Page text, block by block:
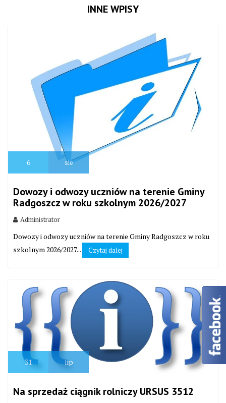
INNE WPISY
6 sie
Dowozy i odwozy uczniów na terenie Gminy
Radgoszcz w roku szkolnym 2026/2027
Administrator
Dowozy i odwozy uczniów na terenie Gminy Radgoszcz w roku
szkolnym 2026/2027...
Czytaj dalej
31 lip
Na sprzedaż ciągnik rolniczy URSUS 3512